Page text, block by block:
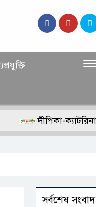
দীপিকা-
সর্বশেষ সংবাদ